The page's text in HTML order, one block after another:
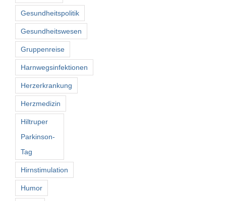
Gesundheitspolitik
Gesundheitswesen
Gruppenreise
Harnwegsinfektionen
Herzerkrankung
Herzmedizin
Hiltruper
Parkinson-
Tag
Hirnstimulation
Humor